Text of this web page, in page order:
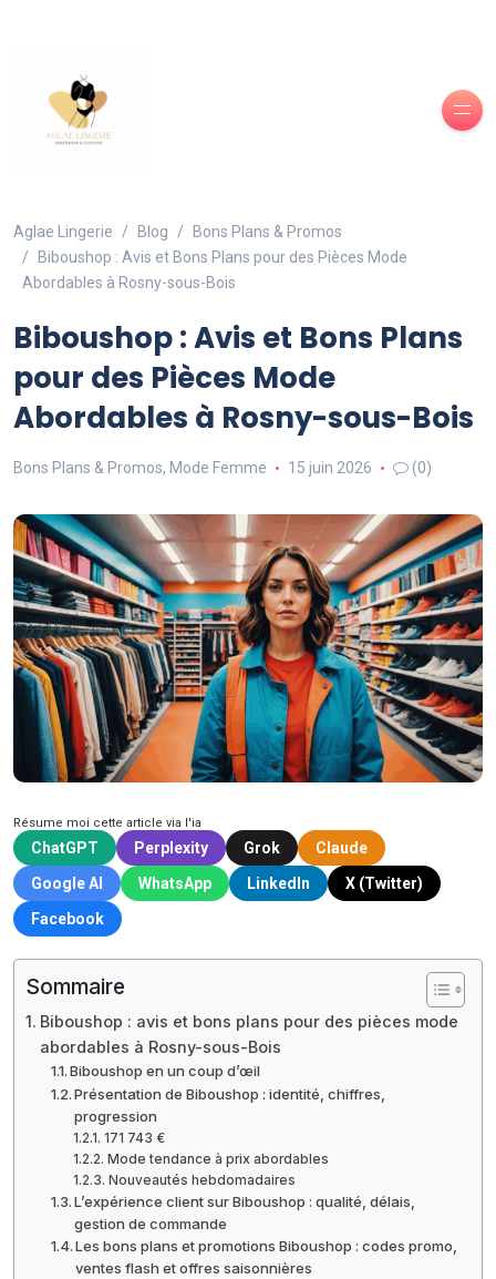
Aglae Lingerie Blog
Bons Plans & Promos
Biboushop : Avis et Bons Plans pour des Pièces Mode
Abordables à Rosny-sous-Bois
Biboushop : Avis et Bons Plans
pour des Pièces Mode
Abordables à Rosny-sous-Bois
Bons Plans & Promos, Mode Femme 15 juin 2026 (0)
Résume moi cette article via l'ia
ChatGPT Perplexity Grok
Claude
Google AI
WhatsApp LinkedIn
X (Twitter)
Facebook
Sommaire
Biboushop : avis et bons plans pour des pièces mode
abordables à Rosny-sous-Bois
Biboushop en un coup d’œil
Présentation de Biboushop : identité, chiffres,
progression
171 743 €
Mode tendance à prix abordables
Nouveautés hebdomadaires
L’expérience client sur Biboushop : qualité, délais,
gestion de commande
Les bons plans et promotions Biboushop : codes promo,
ventes flash et offres saisonnières